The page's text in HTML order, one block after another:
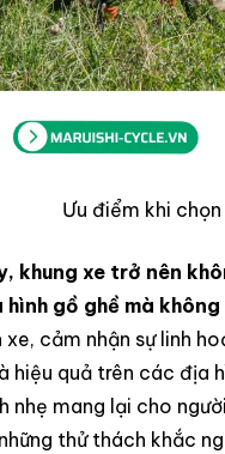
Ưu điểm khi
khung xe trở nên
gồ ghề mà
cảm nhận sự linh
hiệu quả trên các địa
nhẹ mang lại cho
thử thách khắc